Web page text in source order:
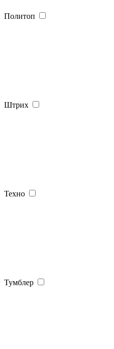
Политоп
Штрих
Техно
Тумблер